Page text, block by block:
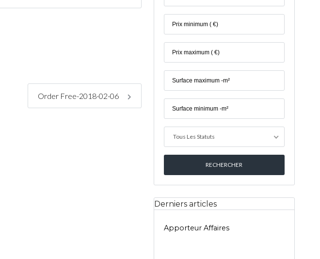
Order Free-2018-02-06
Tous Les Statuts
Derniers articles
Apporteur Affaires